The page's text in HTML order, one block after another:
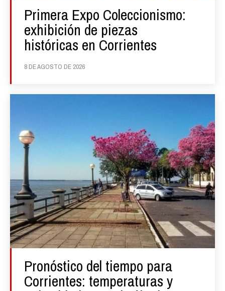
Primera Expo Coleccionismo:
exhibición de piezas
históricas en Corrientes
8 DE AGOSTO DE 2026
Pronóstico del tiempo para
Corrientes: temperaturas y